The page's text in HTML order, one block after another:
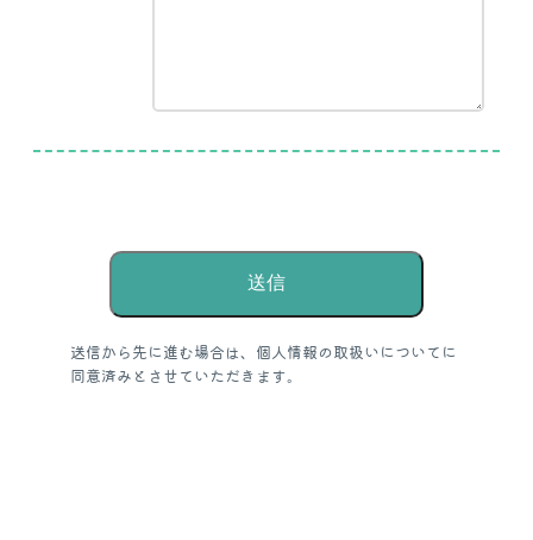
送信から先に進む場合は、個人情報の取扱いについてに
同意済みとさせていただきます。